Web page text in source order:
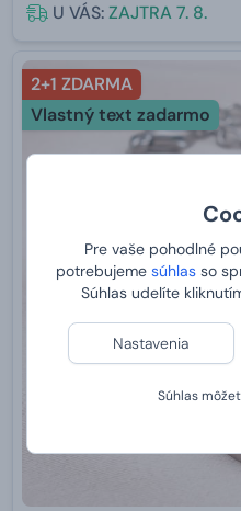
Pre vaše pohodlné
potrebujeme súhlas so
Súhlas udelíte
Nastavenia
Súhlas
U VÁS:ZAJTRA 7. 8.
2+1 ZDARMA
Vlastný text zadarmo